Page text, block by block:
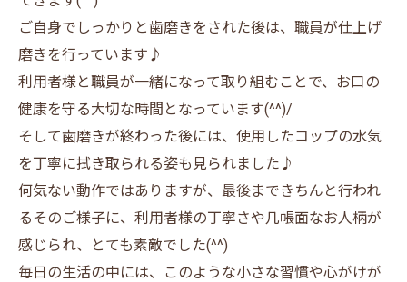
ご自身でしっかりと歯磨きをされた後は、職員が仕上げ
磨きを行っています♪
利用者様と職員が一緒になって取り組むことで、お口の
健康を守る大切な時間となっています(^^)/
そして歯磨きが終わった後には、使用したコップの水気
を丁寧に拭き取られる姿も見られました♪
何気ない動作ではありますが、最後まできちんと行われ
るそのご様子に、利用者様の丁寧さや几帳面なお人柄が
感じられ、とても素敵でした(^^)
毎日の生活の中には、このような小さな習慣や心がけが